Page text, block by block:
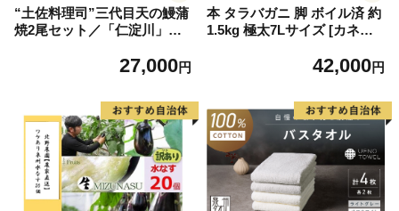
“土佐料理司”三代目天の鰻蒲
焼2尾セット／「仁淀川」水
殖 国産・高知県産〈高知市共
27,000円
本 タラバガニ 脚 ボイル済 約
1.5kg 極太7Lサイズ [カネダ
6] カニ かに 蟹 たらばがに た
42,000円